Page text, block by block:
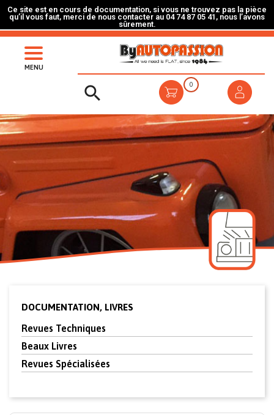
Ce site est en cours de documentation, si vous ne trouvez pas la pièce
qu’il vous faut, merci de nous contacter au 04 74 87 05 41, nous l’avons
sûrement.
MENU
 0
DOCUMENTATION, LIVRES
Revues Techniques
Beaux Livres
Revues Spécialisées